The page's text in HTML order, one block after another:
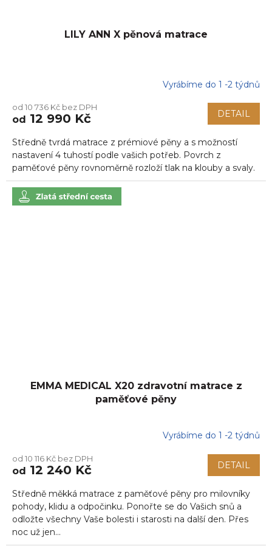
LILY ANN X pěnová matrace
produktu
je
z
5
hvězdiček.
Vyrábíme do 1 -2 týdnů
od 10 736 Kč bez DPH
od 12 990 Kč DETAIL
Středně tvrdá matrace z prémiové pěny a s možností
nastavení 4 tuhostí podle vašich potřeb. Povrch z
paměťové pěny rovnoměrně rozloží tlak na klouby a svaly.
EMMA MEDICAL X20 zdravotní matrace z
paměťové pěny
produktu
je
z
5
hvězdiček.
Vyrábíme do 1 -2 týdnů
od 10 116 Kč bez DPH
od 12 240 Kč DETAIL
Středně měkká matrace z paměťové pěny pro milovníky
pohody, klidu a odpočinku. Ponořte se do Vašich snů a
odložte všechny Vaše bolesti i starosti na další den. Přes
noc už jen...